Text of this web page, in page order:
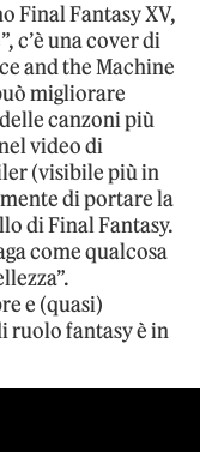
Final Fantasy XV,
c’è una cover di
and the Machine
migliorare
canzoni più
video di
(visibile più in
di portare la
di Final Fantasy.
come qualcosa
e (quasi)
ruolo fantasy è in